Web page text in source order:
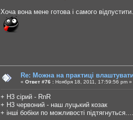
Хоча вона мене готова і самого
Re: Можна на практиці
« Ответ #76 : Ноября 18, 2011, 17:59:56 pm »
+ Н3 сірий - RnR
+ Н3 червоний - наш луцький козак
+ інші бобіки по можливості підтягнуться....